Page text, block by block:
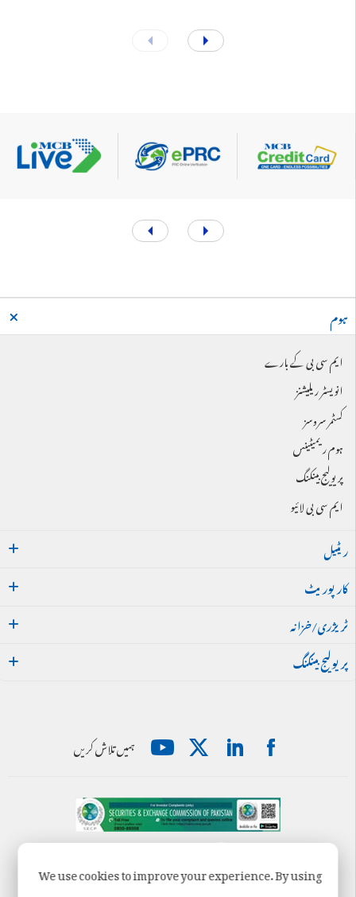
We use cookies to improve your experience. By using
ہوم
ایم سی بی کے بارے
انویسٹر ریلیشنز
کسٹمر سروسز
ہوم ریمیٹینس
پریولیج بینکنگ
ایم سی بی لائیو
ریٹیل
کارپوریٹ
ٹریژری/خزانہ
پریولیج بینکنگ
ہمیں تلاش کریں